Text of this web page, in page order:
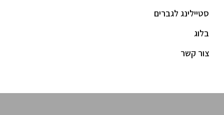
סטיילינג לגברים
בלוג
צור קשר